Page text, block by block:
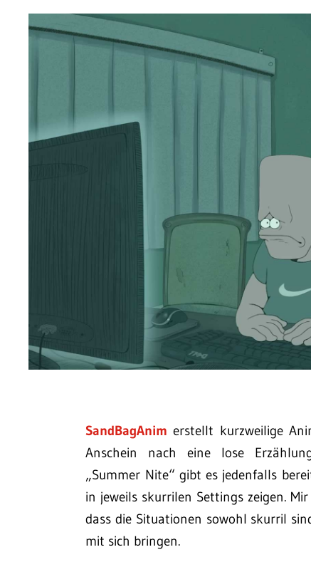
SandBagAnim erstellt kurzweilige
Anschein nach eine lose
„Summer Nite“ gibt es jedenfalls
in jeweils skurrilen Settings zeigen.
dass die Situationen sowohl skurril
mit sich bringen.